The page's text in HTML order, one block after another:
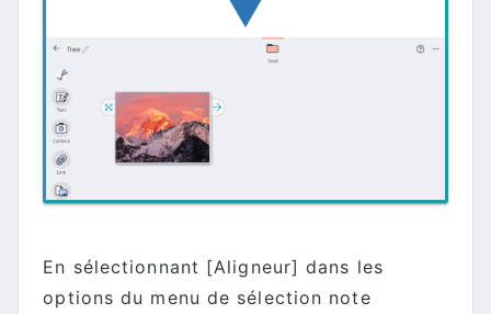
En sélectionnant [Aligneur] dans les
options du menu de sélection note